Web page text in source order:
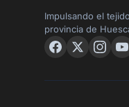
Impulsando el
provincia de